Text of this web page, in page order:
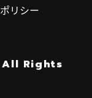
リシー
All Rights